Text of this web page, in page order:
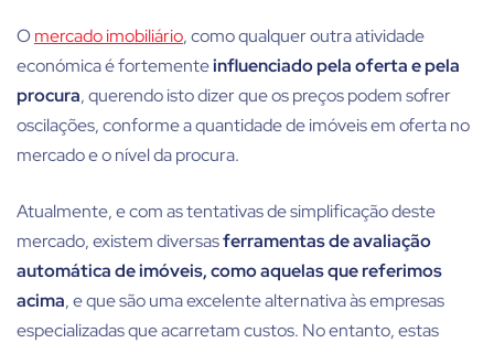
Omercado imobiliário, como qualquer outra atividade
económica é fortementeinfluenciado pela oferta e pela
procura, querendo isto dizer que os preços podem sofrer
oscilações, conforme a quantidade de imóveis em oferta no
mercado e o nível da procura.
Atualmente, e com as tentativas de simplificação deste
mercado, existem diversasferramentas de avaliação
automática de imóveis, como aquelas que referimos
acima, e que são uma excelente alternativa às empresas
especializadas que acarretam custos. No entanto, estas